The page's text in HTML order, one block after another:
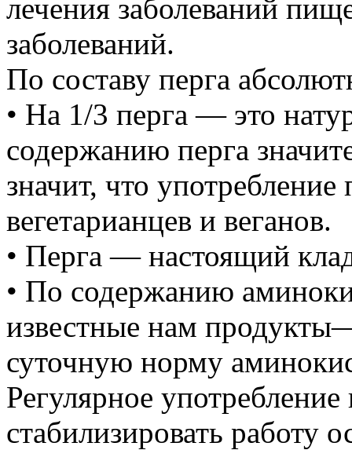
лечения заболеваний
заболеваний.
По составу перга
• На 1/3 перга — это
содержанию перга
значит, что употребление
вегетарианцев и веганов.
• Перга — настоящий
• По содержанию
известные нам
суточную норму
Регулярное
стабилизировать работу